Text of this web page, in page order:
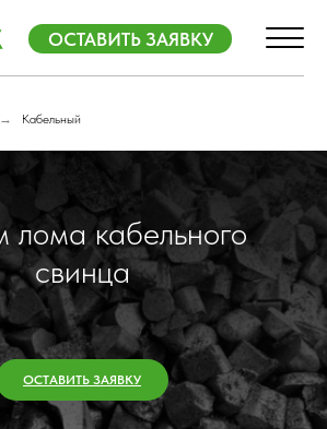
ЗАЯВКУ
Пн-Пт 09:00 - 19:00
→ Кабельный
кабельного
свинца
ОСТАВИТЬ ЗАЯВКУ